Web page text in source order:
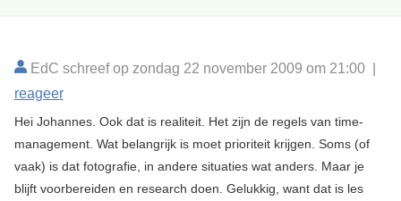
EdC schreef op zondag 22 november 2009 om 21:00 |
reageer
Hei Johannes. Ook dat is realiteit. Het zijn de regels van time-
management. Wat belangrijk is moet prioriteit krijgen. Soms (of
vaak) is dat fotografie, in andere situaties wat anders. Maar je
blijft voorbereiden en research doen. Gelukkig, want dat is les